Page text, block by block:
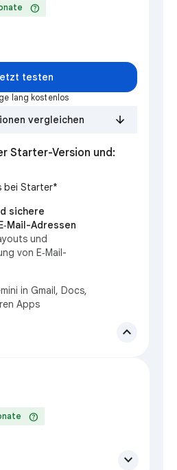
help
testen
lang kostenlos
vergleichen
Starter-Version und:
bei Starter*
sichere
Adressen
und
von E‑Mail-
in Gmail, Docs,
Apps
expand_less
help
expand_more